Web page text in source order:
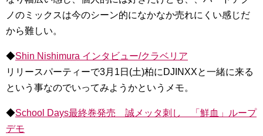
ノのミックスは今のシーン的になかなか売れにくい感じだ
から難しい。
◆Shin Nishimura インタビュー/クラベリア
リリースパーティーで3月1日(土)柏にDJINXXと一緒に来る
という事なのでいってみようかというメモ。
◆School Days最終巻発売 誠メッタ刺し 「鮮血」ループ
デモ